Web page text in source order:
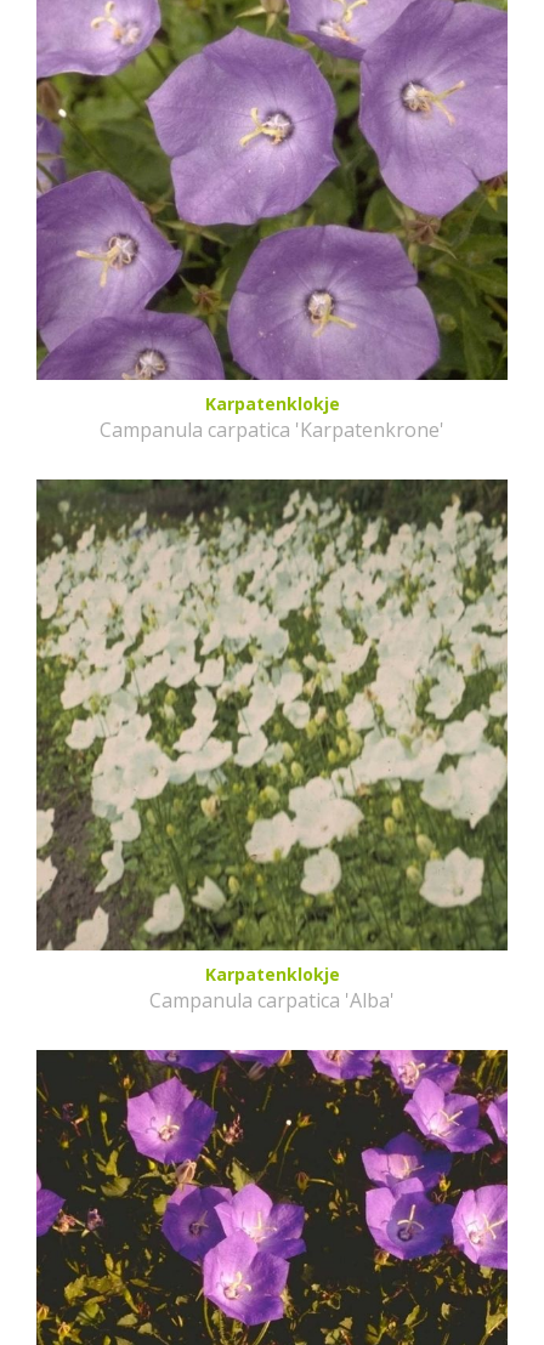
Karpatenklokje
Campanula carpatica 'Karpatenkrone'
Karpatenklokje
Campanula carpatica 'Alba'